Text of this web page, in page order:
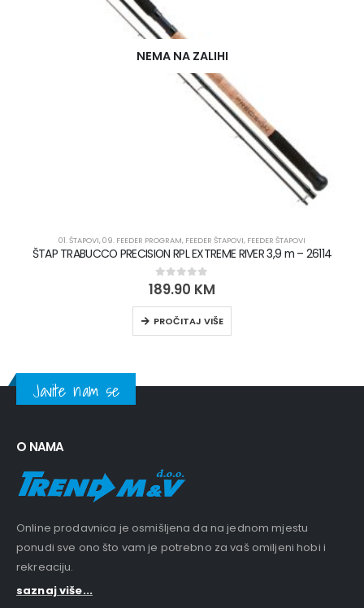
NEMA NA ZALIHI
01. ŠTAPOVI,09. FEEDER PROGRAM, FEEDER ŠTAPOVI, FEEDER ŠTAPOVI
ŠTAP TRABUCCO PRECISION RPL EXTREME RIVER 3,9 m – 26114
0out of 5
189.90 KM
PROČITAJ VIŠE
Javite nam se
O NAMA
Online prodavnica je osmišljena da na jednom mjestu
ponudi sve ono što vam je potrebno za vaš omiljeni hobi i
rekreaciju.
saznaj više...